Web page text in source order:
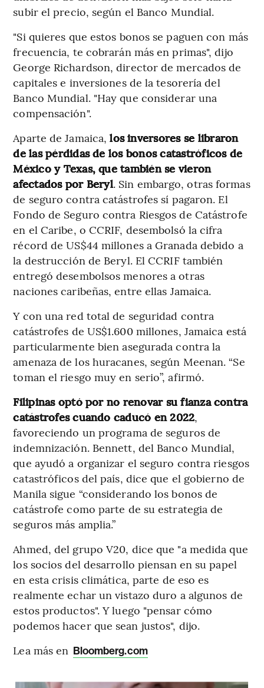
subir el precio, según el Banco Mundial.
"Si quieres que estos bonos se paguen con más
frecuencia, te cobrarán más en primas", dijo
George Richardson, director de mercados de
capitales e inversiones de la tesorería del
Banco Mundial. "Hay que considerar una
compensación".
Aparte de Jamaica,los inversores se libraron
de las pérdidas de los bonos catastróficos de
México y Texas, que también se vieron
afectados por Beryl. Sin embargo, otras formas
de seguro contra catástrofes sí pagaron. El
Fondo de Seguro contra Riesgos de Catástrofe
en el Caribe, o CCRIF, desembolsó la cifra
récord de US$44 millones a Granada debido a
la destrucción de Beryl. El CCRIF también
entregó desembolsos menores a otras
naciones caribeñas, entre ellas Jamaica.
Y con una red total de seguridad contra
catástrofes de US$1.600 millones, Jamaica está
particularmente bien asegurada contra la
amenaza de los huracanes, según Meenan. “Se
toman el riesgo muy en serio”, afirmó.
Filipinas optó por no renovar su fianza contra
catástrofes cuando caducó en 2022,
favoreciendo un programa de seguros de
indemnización. Bennett, del Banco Mundial,
que ayudó a organizar el seguro contra riesgos
catastróficos del país, dice que el gobierno de
Manila sigue “considerando los bonos de
catástrofe como parte de su estrategia de
seguros más amplia.”
Ahmed, del grupo V20, dice que "a medida que
los socios del desarrollo piensan en su papel
en esta crisis climática, parte de eso es
realmente echar un vistazo duro a algunos de
estos productos". Y luego "pensar cómo
podemos hacer que sean justos", dijo.
Lea más en Bloomberg.com